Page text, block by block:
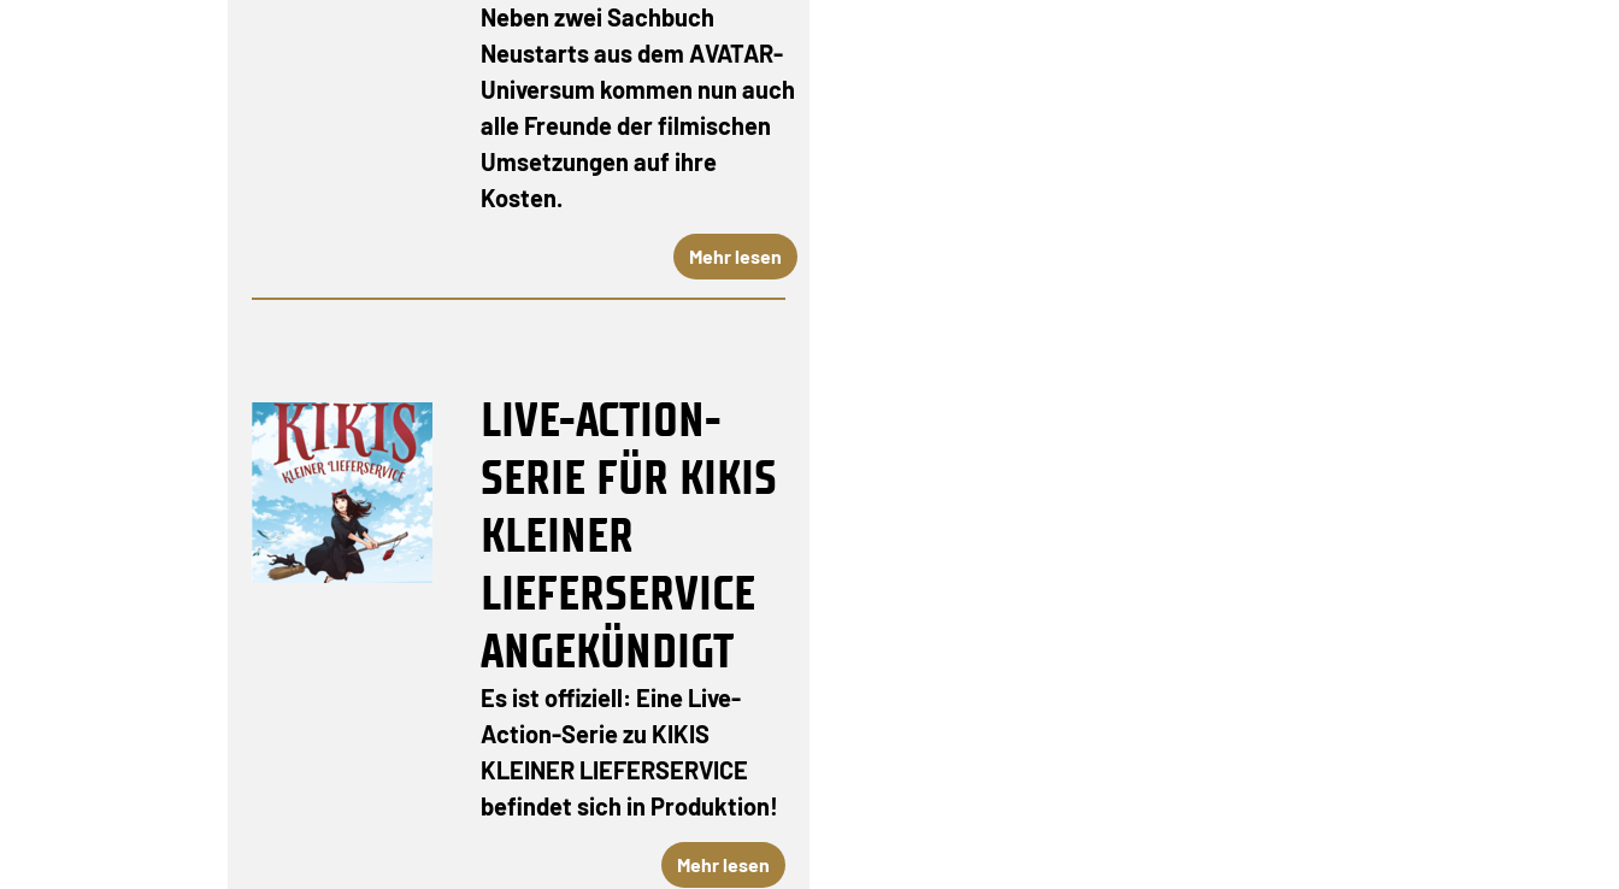
Neben zwei Sachbuch
Neustarts aus dem AVATAR-
Universum kommen nun auch
alle Freunde der filmischen
Umsetzungen auf ihre
Kosten.
Mehr lesen
LIVE-ACTION-
SERIE FÜR KIKIS
KLEINER
LIEFERSERVICE
ANGEKÜNDIGT
Es ist offiziell: Eine Live-
Action-Serie zu KIKIS
KLEINER LIEFERSERVICE
befindet sich in Produktion!
Mehr lesen